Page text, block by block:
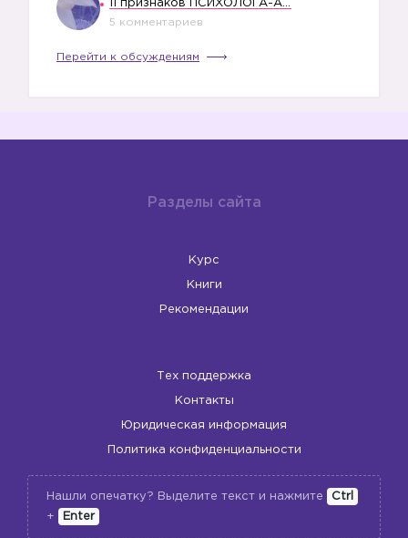
5 комментариев
Перейти к обсуждениям
Разделы сайта
Курс
Книги
Рекомендации
Тех поддержка
Контакты
Юридическая информация
Политика конфиденциальности
Нашли опечатку? Выделите текст и нажмите
Ctrl
+
Enter